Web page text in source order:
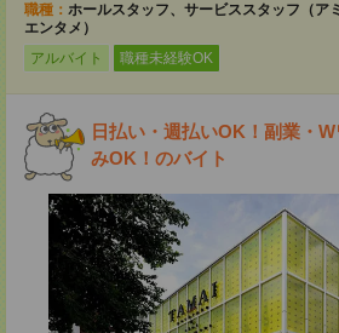
職種： ホールスタッフ、サービススタッフ（ア
エンタメ）
アルバイト
職種未経験OK
日払い・週払いOK！副業・
みOK！のバイト